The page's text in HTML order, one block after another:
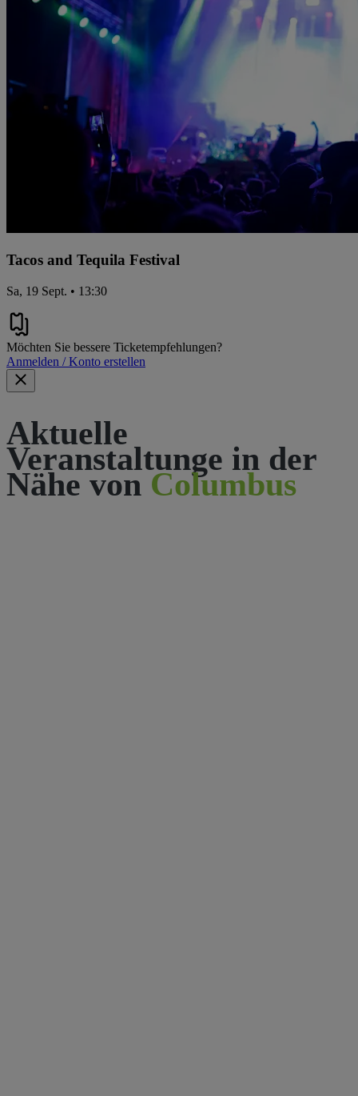
Tacos and Tequila Festival
Sa, 19 Sept. • 13:30
Möchten Sie bessere Ticketempfehlungen?
Anmelden / Konto erstellen
Aktuelle
Veranstaltunge in der
Nähe von Columbus